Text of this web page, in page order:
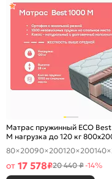
Матрас пружинный ECO
M нагрузка до 120 кг
80×20090×200120×200
от 17 578₽20 440 ₽-14%